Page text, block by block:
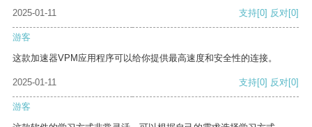
2025-01-11
支持[0] 反对[0]
游客
这款加速器VPM应用程序可以给你提供最高速度和安全性的连接。
2025-01-11 支持[0] 反对[0]
游客